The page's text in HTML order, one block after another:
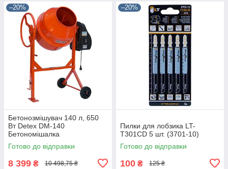
–20%
Бетонозмішувач 140 л, 650
Вт Detex DM-140
Бетономішалка
Готово до відправки
8 399 ₴ 10 498,75 ₴
–20%
Пилки для лобзика LT-
T301CD 5 шт. (3701-10)
Готово до відправки
100 ₴ 125 ₴